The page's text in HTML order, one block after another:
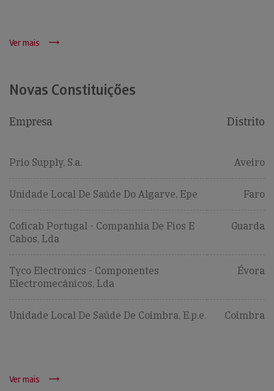
Ver mais
Novas Constituições
Empresa Distrito
Prio Supply, S.a. Aveiro
Unidade Local De Saúde Do Algarve, Epe Faro
Coficab Portugal - Companhia De Fios E
Cabos, Lda
Guarda
Tyco Electronics - Componentes
Electromecânicos, Lda
Évora
Unidade Local De Saúde De Coimbra, E.p.e. Coimbra
Ver mais